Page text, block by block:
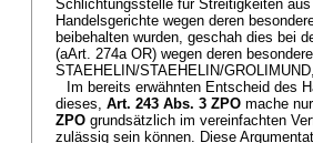
Schlichtungsstelle für Streitigkeiten
Handelsgerichte wegen deren
beibehalten wurden, geschah dies bei
(aArt. 274a OR) wegen deren
STAEHELIN/STAEHELIN/
Im bereits erwähnten Entscheid des
dieses, Art. 243 Abs. 3 ZPO mache
ZPO grundsätzlich im vereinfachten
zulässig sein können. Diese